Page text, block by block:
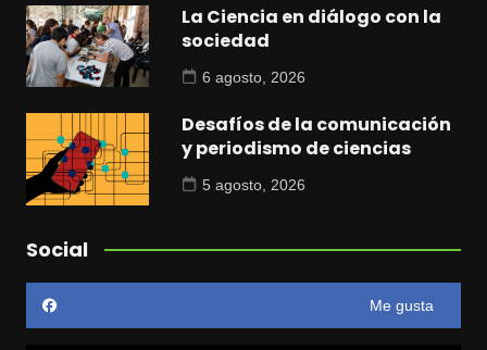
La Ciencia en diálogo con la
sociedad
6 agosto, 2026
Desafíos de la comunicación
y periodismo de ciencias
5 agosto, 2026
Social
Me gusta